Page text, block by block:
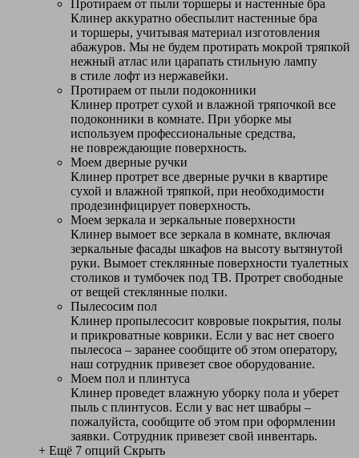
Протираем от пыли торшеры и настенные бра
Клинер аккуратно обеспылит настенные бра
и торшеры, учитывая материал изготовления
абажуров. Мы не будем протирать мокрой тряпкой
нежный атлас или царапать стильную лампу
в стиле лофт из нержавейки.
Протираем от пыли подоконники
Клинер протрет сухой и влажной тряпочкой все
подоконники в комнате. При уборке мы
используем профессиональные средства,
не повреждающие поверхность.
Моем дверные ручки
Клинер протрет все дверные ручки в квартире
сухой и влажной тряпкой, при необходимости
продезинфицирует поверхность.
Моем зеркала и зеркальные поверхности
Клинер вымоет все зеркала в комнате, включая
зеркальные фасады шкафов на высоту вытянутой
руки. Вымоет стеклянные поверхности туалетных
столиков и тумбочек под ТВ. Протрет свободные
от вещей стеклянные полки.
Пылесосим пол
Клинер пропылесосит ковровые покрытия, полы
и прикроватные коврики. Если у вас нет своего
пылесоса – заранее сообщите об этом оператору,
наш сотрудник привезет свое оборудование.
Моем пол и плинтуса
Клинер проведет влажную уборку пола и уберет
пыль с плинтусов. Если у вас нет швабры –
пожалуйста, сообщите об этом при оформлении
заявки. Сотрудник привезет свой инвентарь.
+ Ещё 7 опций Скрыть